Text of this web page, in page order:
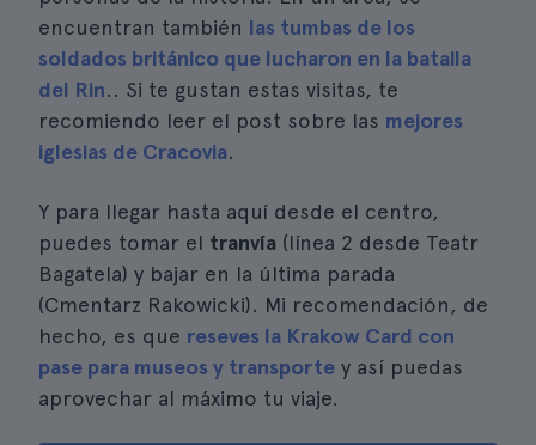
encuentran también las tumbas de los
soldados británico que lucharon en la batalla
del Rin.. Si te gustan estas visitas, te
recomiendo leer el post sobre las mejores
iglesias de Cracovia.
Y para llegar hasta aquí desde el centro,
puedes tomar el tranvía (línea 2 desde Teatr
Bagatela) y bajar en la última parada
(Cmentarz Rakowicki). Mi recomendación, de
hecho, es que reseves la Krakow Card con
pase para museos y transporte y así puedas
aprovechar al máximo tu viaje.